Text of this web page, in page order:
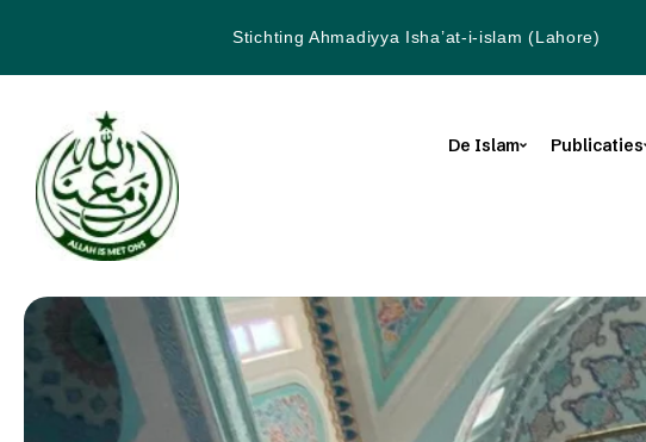
Stichting Ahmadiyya Isha’at-i-islam (Lahore)
De Islam Publicaties